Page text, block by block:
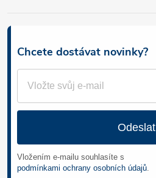
Chcete dostávat novinky?
Odeslat
Vložením e-mailu souhlasíte s
podmínkami ochrany osobních údajů.